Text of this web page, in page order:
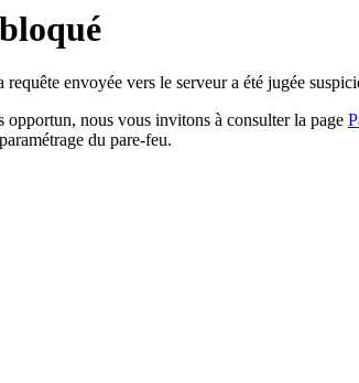
envoyée vers le serveur a été jugée
opportun, nous vous invitons à consulter la page
du pare-feu.